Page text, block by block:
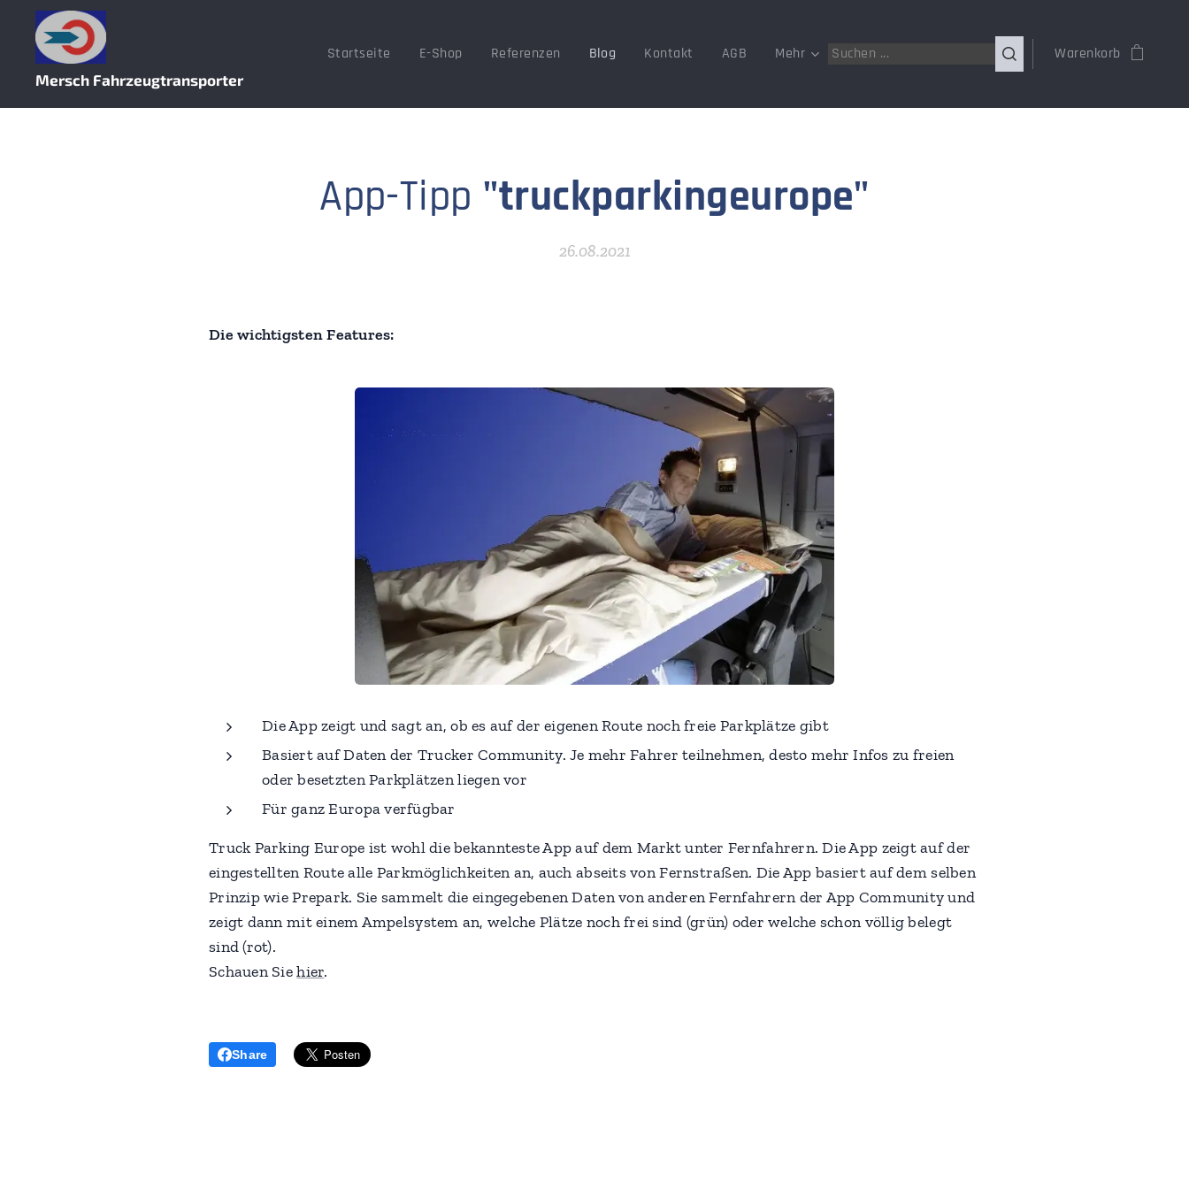
Mersch Fahrzeugtransporter
Startseite E-Shop Referenzen Blog Kontakt AGB Mehr Warenkorb
App-Tipp "truckparkingeurope"
26.08.2021
Die wichtigsten Features:
Die App zeigt und sagt an, ob es auf der eigenen Route noch freie Parkplätze gibt
Basiert auf Daten der Trucker Community. Je mehr Fahrer teilnehmen, desto mehr Infos zu freien
oder besetzten Parkplätzen liegen vor
Für ganz Europa verfügbar
Truck Parking Europe ist wohl die bekannteste App auf dem Markt unter Fernfahrern. Die App zeigt auf der
eingestellten Route alle Parkmöglichkeiten an, auch abseits von Fernstraßen. Die App basiert auf dem selben
Prinzip wie Prepark. Sie sammelt die eingegebenen Daten von anderen Fernfahrern der App Community und
zeigt dann mit einem Ampelsystem an, welche Plätze noch frei sind (grün) oder welche schon völlig belegt
sind (rot).
Schauen Siehier.
Share